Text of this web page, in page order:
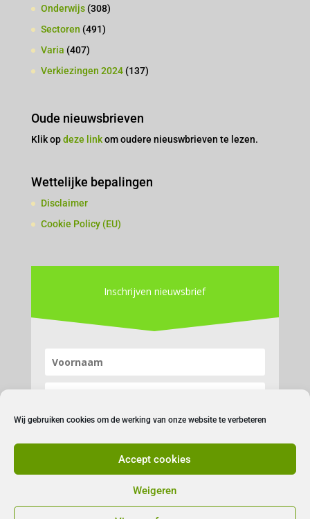
Wij gebruiken cookies om de werking van onze website te verbeteren
Accept cookies
Weigeren
Onderwijs(308)
Sectoren (491)
Varia (407)
Verkiezingen 2024(137)
Oude nieuwsbrieven
Klik opdeze linkom oudere nieuswbrieven te lezen.
Wettelijke bepalingen
Disclaimer
Cookie Policy (EU)
Inschrijven nieuwsbrief
Inschrijven